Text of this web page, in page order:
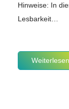
Hinweise: In
Lesbarkeit…
Weiterlesen